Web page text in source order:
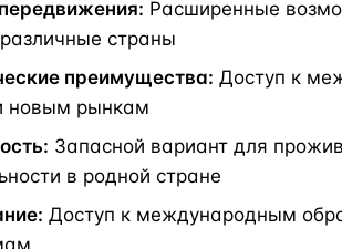
Расширенные
страны
преимущества: Доступ к
новым рынкам
Запасной вариант для
в родной стране
Доступ к международным